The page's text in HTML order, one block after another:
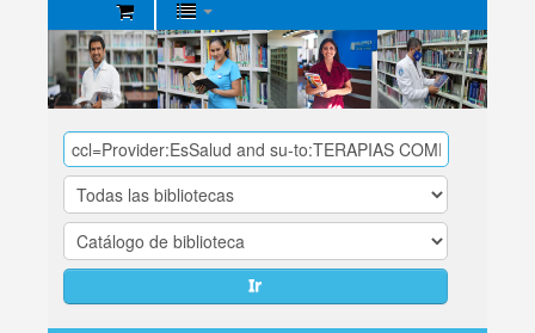
Biblioteca
Central
EsSalud
Ir